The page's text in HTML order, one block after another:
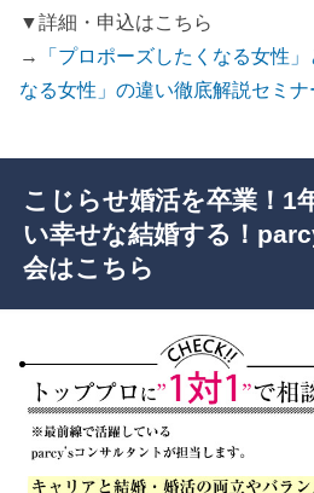
▼詳細・申込はこちら
→
「プロポーズしたくなる女性
なる女性」の違い徹底解説セミナ
こじらせ婚活を卒業！1
い幸せな結婚する！
会はこちら